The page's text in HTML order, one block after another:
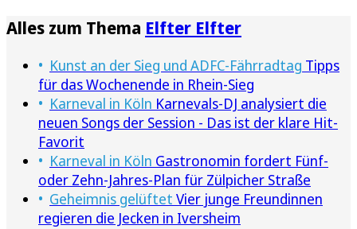
Alles zum Thema Elfter Elfter
Kunst an der Sieg und ADFC-Fährradtag Tipps
für das Wochenende in Rhein-Sieg
Karneval in Köln Karnevals-DJ analysiert die
neuen Songs der Session - Das ist der klare Hit-
Favorit
Karneval in Köln Gastronomin fordert Fünf-
oder Zehn-Jahres-Plan für Zülpicher Straße
Geheimnis gelüftet Vier junge Freundinnen
regieren die Jecken in Iversheim